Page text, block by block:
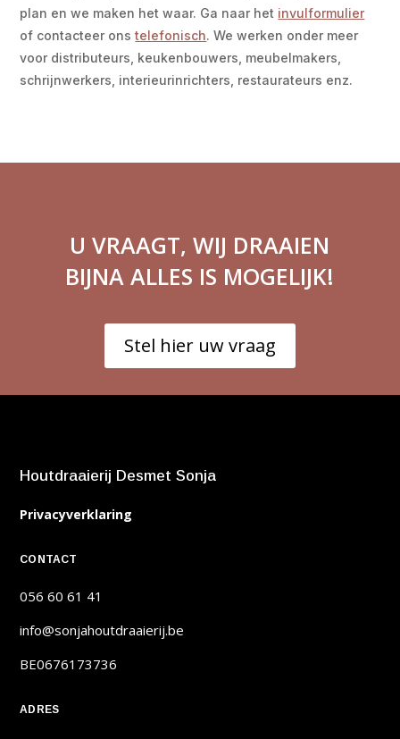
plan en we maken het waar. Ga naar het invulformulier
of contacteer onstelefonisch. We werken onder meer
voor distributeurs, keukenbouwers, meubelmakers,
schrijnwerkers, interieurinrichters, restaurateurs enz.
U VRAAGT, WIJ DRAAIEN
BIJNA ALLES IS MOGELIJK!
Stel hier uw vraag
Houtdraaierij Desmet Sonja
Privacyverklaring
CONTACT
056 60 61 41
info@sonjahoutdraaierij.be
BE0676173736
ADRES